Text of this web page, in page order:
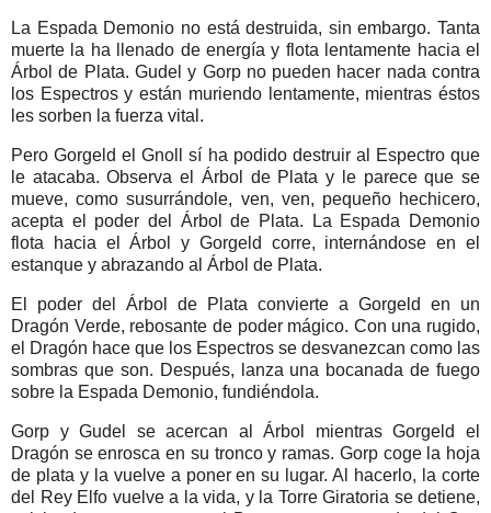
La Espada Demonio no está destruida, sin embargo. Tanta
muerte la ha llenado de energía y flota lentamente hacia el
Árbol de Plata. Gudel y Gorp no pueden hacer nada contra
los Espectros y están muriendo lentamente, mientras éstos
les sorben la fuerza vital.
Pero Gorgeld el Gnoll sí ha podido destruir al Espectro que
le atacaba. Observa el Árbol de Plata y le parece que se
mueve, como susurrándole, ven, ven, pequeño hechicero,
acepta el poder del Árbol de Plata. La Espada Demonio
flota hacia el Árbol y Gorgeld corre, internándose en el
estanque y abrazando al Árbol de Plata.
El poder del Árbol de Plata convierte a Gorgeld en un
Dragón Verde, rebosante de poder mágico. Con una rugido,
el Dragón hace que los Espectros se desvanezcan como las
sombras que son. Después, lanza una bocanada de fuego
sobre la Espada Demonio, fundiéndola.
Gorp y Gudel se acercan al Árbol mientras Gorgeld el
Dragón se enrosca en su tronco y ramas. Gorp coge la hoja
de plata y la vuelve a poner en su lugar. Al hacerlo, la corte
del Rey Elfo vuelve a la vida, y la Torre Giratoria se detiene,